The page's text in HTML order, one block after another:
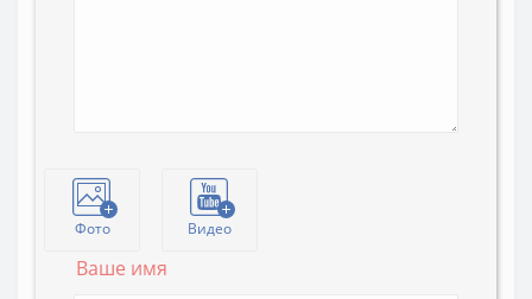
Фото Видео
Ваше имя